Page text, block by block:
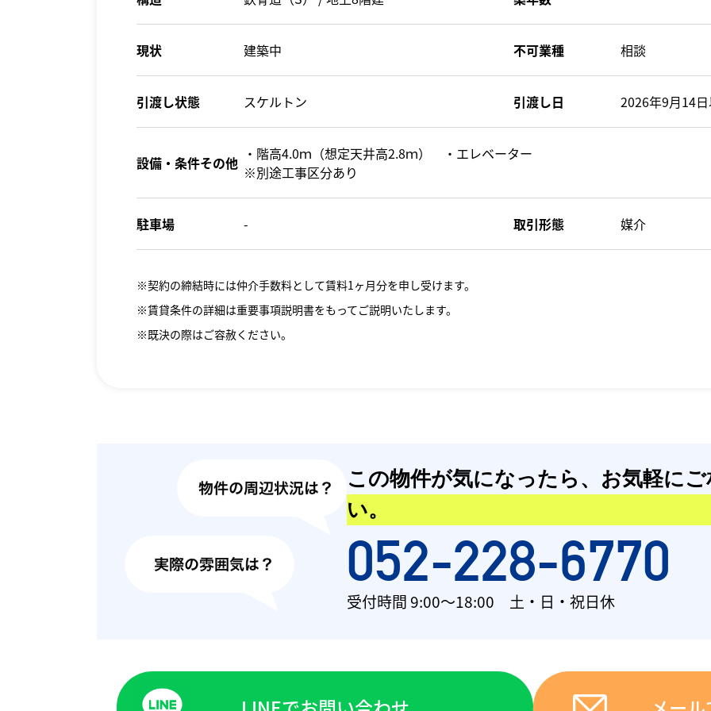
現状 建築中 不可業種 相談
引渡し状態 スケルトン 引渡し日 2026年9月14
設備・条件その他 ・階高4.0ｍ（想定天井高2.8ｍ） ・エレベーター
※別途工事区分あり
駐車場 - 取引形態 媒介
※契約の締結時には仲介手数料として賃料1ヶ月分を申し受けます。
※賃貸条件の詳細は重要事項説明書をもってご説明いたします。
※既決の際はご容赦ください。
この物件が気になったら、 お気軽に
い。
052-228-6770
受付時間 9:00〜18:00 土・日・祝日休